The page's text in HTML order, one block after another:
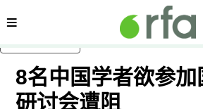
内容分类
8名中国学者欲参加
研讨会遭阻